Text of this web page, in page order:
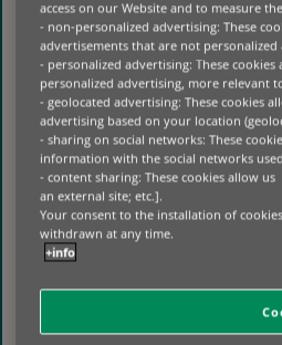
RÉGLEMENTAIRES, DE LA
MATIÈRE DE DURABILITÉ
OPÉRATIONNELLE.
“LA PROPRIÉTÉ RESTE
PERTINENTE DANS DE
LES ORGANISATIONS
PLUS LEURS DÉCISIONS
MANIÈRE GLOBALE :
COMPTE NON
L’USAGE À LONG
FLEXIBILITÉ,
RESPONSABILITÉ SUR
QUESTION N’EST PLUS
access on our Website and to measure
- non-personalized advertising: These
advertisements that are not
- personalized advertising: These
personalized advertising, more relevant
- geolocated advertising: These cookies
advertising based on your location
- sharing on social networks: These
information with the social networks
- content sharing: These cookies allow
an external site; etc.].
Your consent to the installation of
withdrawn at any time.
+info